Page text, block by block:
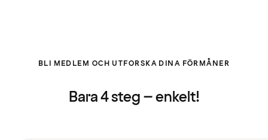
BLI MEDLEM OCH UTFORSKA DINA FÖRMÅNER
Bara 4 steg – enkelt!